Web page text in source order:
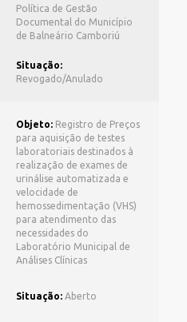
Política de Gestão
Documental do Município
de Balneário Camboriú
Situação:
Revogado/Anulado
Objeto: Registro de Preços
para aquisição de testes
laboratoriais destinados à
realização de exames de
urinálise automatizada e
velocidade de
hemossedimentação (VHS)
para atendimento das
necessidades do
Laboratório Municipal de
Análises Clínicas
Situação: Aberto